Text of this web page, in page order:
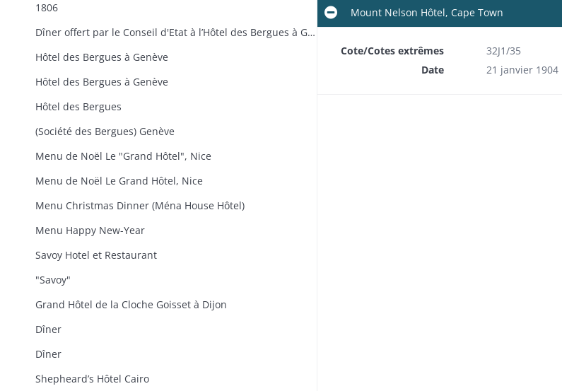
1806
Dîner offert par le Conseil d'Etat à l’Hôtel des Bergues à Genève (Suisse)
Hôtel des Bergues à Genève
Hôtel des Bergues à Genève
Hôtel des Bergues
(Société des Bergues) Genève
Menu de Noël Le "Grand Hôtel", Nice
Menu de Noël Le Grand Hôtel, Nice
Menu Christmas Dinner (Ména House Hôtel)
Menu Happy New-Year
Savoy Hotel et Restaurant
"Savoy"
Grand Hôtel de la Cloche Goisset à Dijon
Dîner
Dîner
Shepheard’s Hôtel Cairo
Mount Nelson Hôtel, Cape Town
Cote/Cotes extrêmes
32J1/35
Date
21 janvier 1904